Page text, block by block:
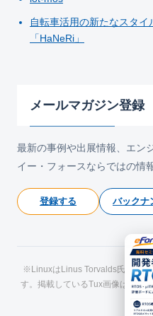
自転車活用の新たなスタ
「HaNeRi」
メールマガジン登録
最新の事例や出展情報、エン
イー・フォースならではの情
登録する バックナ
※LinuxはLinus Torvalds氏の日本
す。掲載しているTux画像はLarry